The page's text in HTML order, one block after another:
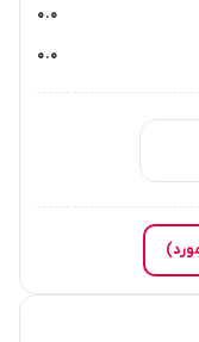
۰.۰
۰.۰